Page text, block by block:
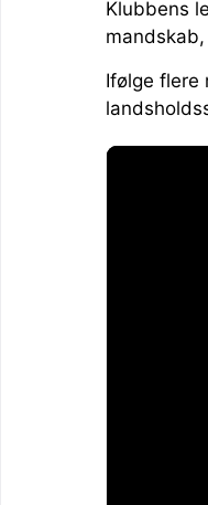
Klubbens
Ifølge flere